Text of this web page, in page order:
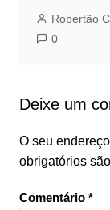
Robertão
0
Deixe um
O seu
obrigatórios
Comentário *